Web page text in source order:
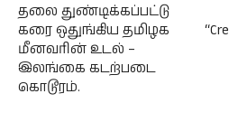
தலை துண்டிக்கப்பட்டு
கரை ஒதுங்கிய தமிழக
மீனவரின் உடல் –
இலங்கை கடற்படை
கொடூரம்.